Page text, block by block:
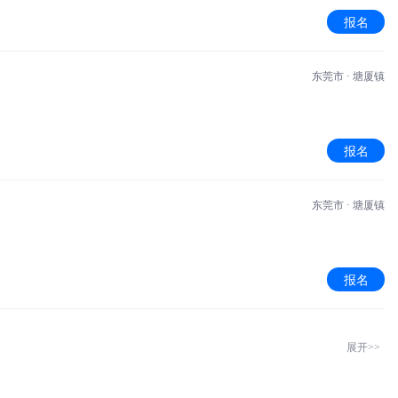
报名
东莞市 · 塘厦镇
报名
东莞市 · 塘厦镇
报名
展开>>